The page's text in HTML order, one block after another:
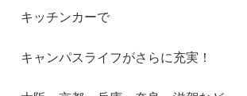
キッチンカーで
キャンパスライフがさらに充実！